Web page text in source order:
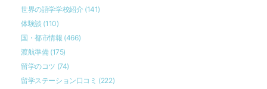
世界の語学学校紹介 (141)
体験談 (110)
国・都市情報 (466)
渡航準備 (175)
留学のコツ (74)
留学ステーション口コミ (222)